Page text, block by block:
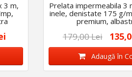
3 m,
Prelata impermeabila 3
inele, denistate 175 g/
premium,
179,00 Lei
Adaugă în